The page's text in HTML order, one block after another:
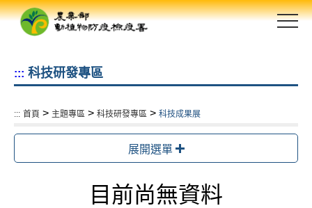
跳
::: 科技研發專區
::: 首頁 > 主題專區 > 科技研發專區 > 科技成果展
展開選單
目前尚無資料